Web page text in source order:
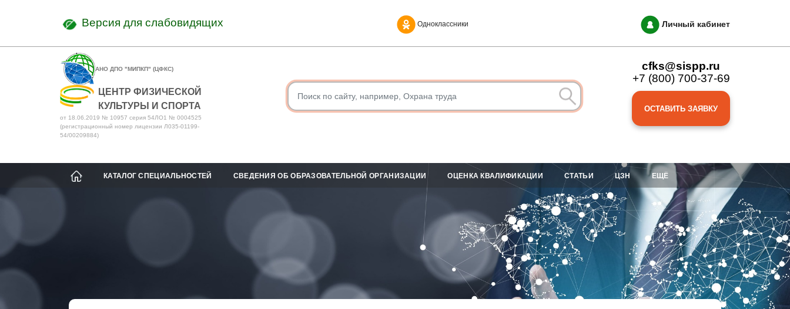
Версия для слабовидящих Одноклассники Личный кабинет
АНО ДПО "МИПКП" (ЦФКС)
ЦЕНТР ФИЗИЧЕСКОЙ
КУЛЬТУРЫ И СПОРТА
от 18.06.2019 № 10957 серия 54ЛО1 № 0004525
(регистрационный номер лицензии Л035-01199-
54/00209884)
cfks@sispp.ru
+7 (800) 700-37-69
ОСТАВИТЬ ЗАЯВКУ
КАТАЛОГ СПЕЦИАЛЬНОСТЕЙ СВЕДЕНИЯ ОБ ОБРАЗОВАТЕЛЬНОЙ ОРГАНИЗАЦИИ ОЦЕНКА КВАЛИФИКАЦИИ СТАТЬИ ЦЗН ЕЩЁ